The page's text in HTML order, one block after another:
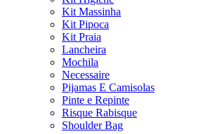
Kit Massinha
Kit Pipoca
Kit Praia
Lancheira
Mochila
Necessaire
Pijamas E Camisolas
Pinte e Repinte
Risque Rabisque
Shoulder Bag